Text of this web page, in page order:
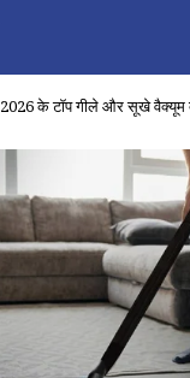
2026 के टॉप गीले और सूखे वैक्यूम